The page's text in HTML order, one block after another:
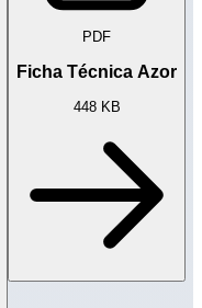
PDF
Ficha Técnica Azor
448 KB